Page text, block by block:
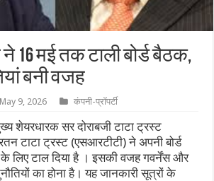
16 मई तक टाली बोर्ड बैठक,
बनी वजह
May 9, 2026 कंपनी-प्रॉपर्टी
शेयरधारक सर दोराबजी टाटा ट्रस्ट
टाटा ट्रस्ट (एसआरटीटी) ने अपनी बोर्ड
टाल दिया है । इसकी वजह गवर्नेंस और
का होना है। यह जानकारी सूत्रों के